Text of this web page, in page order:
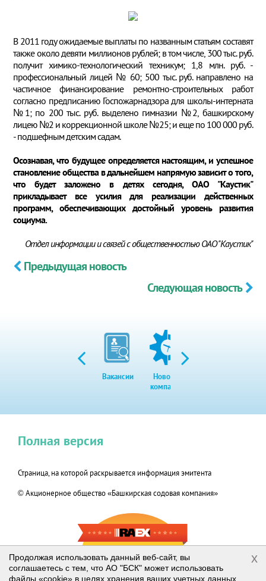
В 2011 году ожидаемые выплаты по названным статьям составят
также около девяти миллионов рублей; в том числе, 300 тыс. руб.
получит химико-технологический техникум; 1,8 млн. руб. -
профессиональный лицей № 60; 500 тыс. руб. направлено на
частичное финансирование ремонтно-строительных работ
согласно предписанию Госпожарнадзора для школы-интерната
№1; по 200 тыс. руб. выделено гимназии №2, башкирскому
лицею №2 и коррекционной школе №25; и еще по 100 000 руб.
- подшефным детским садам.
Осознавая, что будущее определяется настоящим, и успешное
становление общества в дальнейшем напрямую зависит о того,
что будет заложено в детях сегодня, ОАО "Каустик"
прикладывает все усилия для реализации действенных
программ, обеспечивающих достойный уровень развития
социума.
Отдел информации и связей с общественностью ОАО "Каустик"
Предыдущая новость
Следующая новость
Вакансии
Новости
компании
Страница, на которой раскрывается информация эмитента
© Акционерное общество «Башкирская содовая компания»
Полная версия
RAEX-600
2019
Продолжая использовать данный веб-сайт, вы
соглашаетесь с тем, что АО "БСК" может использовать
файлы «cookie» в целях хранения ваших учетных данных,
x